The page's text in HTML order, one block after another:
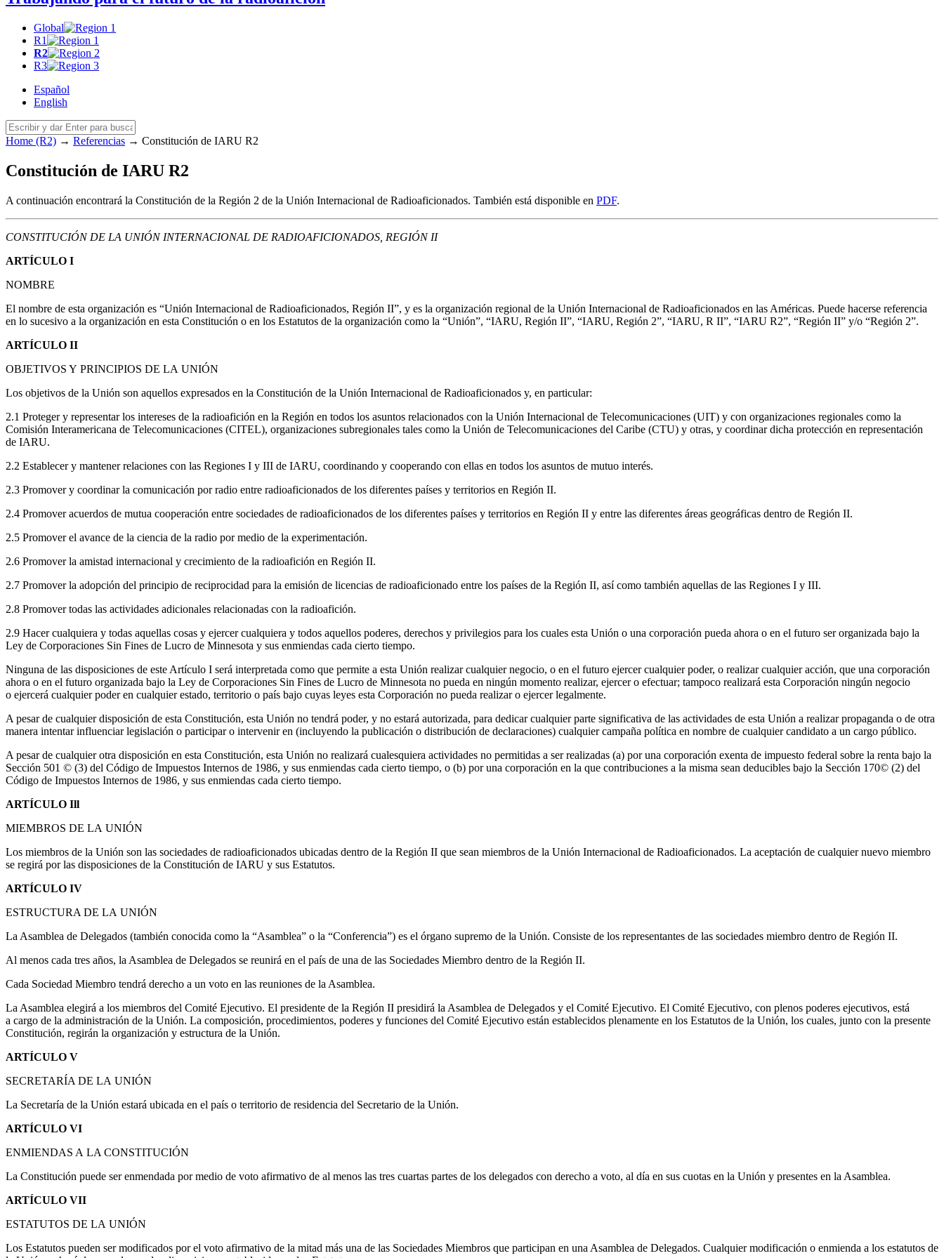
Global
R1
R2
R3
Español
English
Home (R2) → Referencias → Constitución de IARU R2
Constitución de IARU R2
A continuación encontrará la Constitución de la Región 2 de la Unión Internacional de Radioaficionados. También está disponible en PDF.
CONSTITUCIÓN DE LA UNIÓN INTERNACIONAL DE RADIOAFICIONADOS REGIÓN II
ARTÍCULO I
NOMBRE
El nombre de esta organización es “Unión Internacional de Radioaficionados, Región II”, y es la organización regional de la Unión Internacional de Radioaficionados en las Américas. Puede hacerse referencia
en lo sucesivo a la organización en esta Constitución o en los Estatutos de la organización como la “Unión”, “IARU, Región II”, “IARU, Región 2”, “IARU, R II”, “IARU R2”, “Región II” y/o “Región 2”.
ARTÍCULO II
OBJETIVOS Y PRINCIPIOS DE LA UNIÓN
Los objetivos de la Unión son aquellos expresados en la Constitución de la Unión Internacional de Radioaficionados y, en particular:
2.1 Proteger y representar los intereses de la radioafición en la Región en todos los asuntos relacionados con la Unión Internacional de Telecomunicaciones (UIT) y con organizaciones regionales como la
Comisión Interamericana de Telecomunicaciones (CITEL), organizaciones subregionales tales como la Unión de Telecomunicaciones del Caribe (CTU) y otras, y coordinar dicha protección en representación
de IARU.
2.2 Establecer y mantener relaciones con las Regiones I y III de IARU, coordinando y cooperando con ellas en todos los asuntos de mutuo interés.
2.3 Promover y coordinar la comunicación por radio entre radioaficionados de los diferentes países y territorios en Región II.
2.4 Promover acuerdos de mutua cooperación entre sociedades de radioaficionados de los diferentes países y territorios en Región II y entre las diferentes áreas geográficas dentro de Región II.
2.5 Promover el avance de la ciencia de la radio por medio de la experimentación.
2.6 Promover la amistad internacional y crecimiento de la radioafición en Región II.
2.7 Promover la adopción del principio de reciprocidad para la emisión de licencias de radioaficionado entre los países de la Región II, así como también aquellas de las Regiones I y III.
2.8 Promover todas las actividades adicionales relacionadas con la radioafición.
2.9 Hacer cualquiera y todas aquellas cosas y ejercer cualquiera y todos aquellos poderes, derechos y privilegios para los cuales esta Unión o una corporación pueda ahora o en el futuro ser organizada bajo la
Ley de Corporaciones Sin Fines de Lucro de Minnesota y sus enmiendas cada cierto tiempo.
Ninguna de las disposiciones de este Artículo I será interpretada como que permite a esta Unión realizar cualquier negocio, o en el futuro ejercer cualquier poder, o realizar cualquier acción, que una corporación
ahora o en el futuro organizada bajo la Ley de Corporaciones Sin Fines de Lucro de Minnesota no pueda en ningún momento realizar, ejercer o efectuar; tampoco realizará esta Corporación ningún negocio
o ejercerá cualquier poder en cualquier estado, territorio o país bajo cuyas leyes esta Corporación no pueda realizar o ejercer legalmente.
A pesar de cualquier disposición de esta Constitución, esta Unión no tendrá poder, y no estará autorizada, para dedicar cualquier parte significativa de las actividades de esta Unión a realizar propaganda o de otra
manera intentar influenciar legislación o participar o intervenir en (incluyendo la publicación o distribución de declaraciones) cualquier campaña política en nombre de cualquier candidato a un cargo público.
A pesar de cualquier otra disposición en esta Constitución, esta Unión no realizará cualesquiera actividades no permitidas a ser realizadas (a) por una corporación exenta de impuesto federal sobre la renta bajo la
Sección 501 © (3) del Código de Impuestos Internos de 1986, y sus enmiendas cada cierto tiempo, o (b) por una corporación en la que contribuciones a la misma sean deducibles bajo la Sección 170© (2) del
Código de Impuestos Internos de 1986, y sus enmiendas cada cierto tiempo.
ARTÍCULO Ill
MIEMBROS DE LA UNIÓN
Los miembros de la Unión son las sociedades de radioaficionados ubicadas dentro de la Región II que sean miembros de la Unión Internacional de Radioaficionados. La aceptación de cualquier nuevo miembro
se regirá por las disposiciones de la Constitución de IARU y sus Estatutos.
ARTÍCULO IV
ESTRUCTURA DE LA UNIÓN
La Asamblea de Delegados (también conocida como la “Asamblea” o la “Conferencia”) es el órgano supremo de la Unión. Consiste de los representantes de las sociedades miembro dentro de Región II.
Al menos cada tres años, la Asamblea de Delegados se reunirá en el país de una de las Sociedades Miembro dentro de la Región II.
Cada Sociedad Miembro tendrá derecho a un voto en las reuniones de la Asamblea.
La Asamblea elegirá a los miembros del Comité Ejecutivo. El presidente de la Región II presidirá la Asamblea de Delegados y el Comité Ejecutivo. El Comité Ejecutivo, con plenos poderes ejecutivos, está
a cargo de la administración de la Unión. La composición, procedimientos, poderes y funciones del Comité Ejecutivo están establecidos plenamente en los Estatutos de la Unión, los cuales, junto con la presente
Constitución, regirán la organización y estructura de la Unión.
ARTÍCULO V
SECRETARÍA DE LA UNIÓN
La Secretaría de la Unión estará ubicada en el país o territorio de residencia del Secretario de la Unión.
ARTÍCULO VI
ENMIENDAS A LA CONSTITUCIÓN
La Constitución puede ser enmendada por medio de voto afirmativo de al menos las tres cuartas partes de los delegados con derecho a voto, al día en sus cuotas en la Unión y presentes en la Asamblea.
ARTÍCULO VII
ESTATUTOS DE LA UNIÓN
Los Estatutos pueden ser modificados por el voto afirmativo de la mitad más una de las Sociedades Miembros que participan en una Asamblea de Delegados. Cualquier modificación o enmienda a los estatutos de